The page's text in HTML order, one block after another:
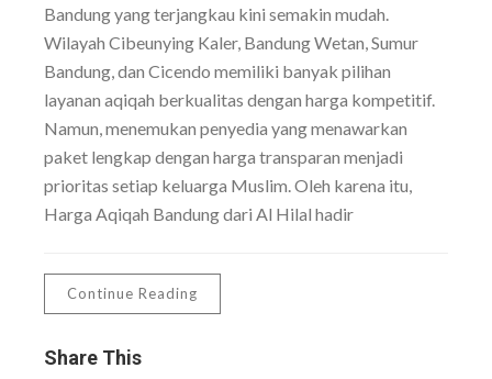
Bandung yang terjangkau kini semakin mudah.
Wilayah Cibeunying Kaler, Bandung Wetan, Sumur
Bandung, dan Cicendo memiliki banyak pilihan
layanan aqiqah berkualitas dengan harga kompetitif.
Namun, menemukan penyedia yang menawarkan
paket lengkap dengan harga transparan menjadi
prioritas setiap keluarga Muslim. Oleh karena itu,
Harga Aqiqah Bandung dari Al Hilal hadir
Continue Reading
Share This